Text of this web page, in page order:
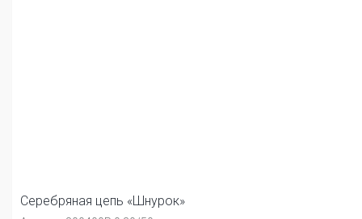
Серебряная цепь «Шнурок»